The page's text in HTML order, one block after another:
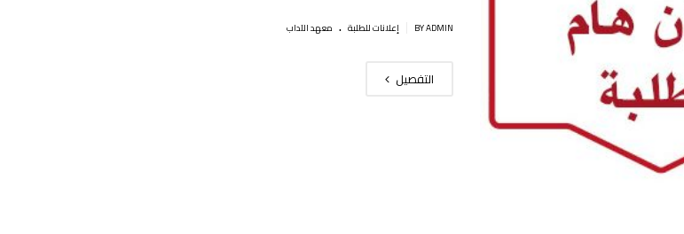
BY ADMIN إعلانات للطلبة . معهد الآداب
التفصيل